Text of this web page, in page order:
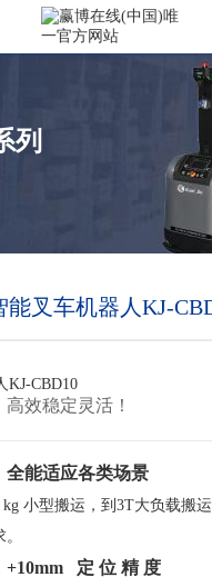
列
能叉车机器人KJ-
效稳定灵活！
全能适应各类场景
小型搬运，到3T大负载搬
+10mm 定 位 精 度